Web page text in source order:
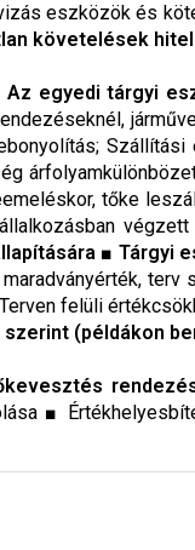
eszközök és
követelések
Az egyedi tárgyi
tőke
■ Tárgyi
felüli
(példákon
■